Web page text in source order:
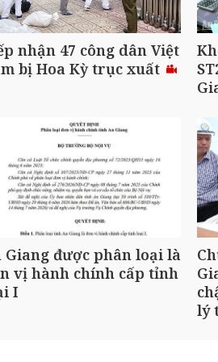
nhận 47 công dân Việt
bị Hoa Kỳ trục xuất
Giang được phân loại là
vị hành chính cấp tỉnh
I
lý